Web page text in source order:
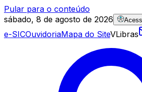
Pular para o conteúdo
sábado, 8 de agosto de 2026
e-SICOuvidoriaMapa do SiteVLibras